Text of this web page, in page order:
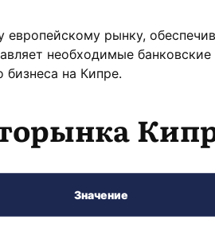
рынку,
необходимые
бизнеса на Кипре.
Значение